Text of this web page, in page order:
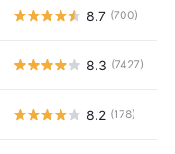
8.7 (700)
8.3 (7427)
8.2 (178)